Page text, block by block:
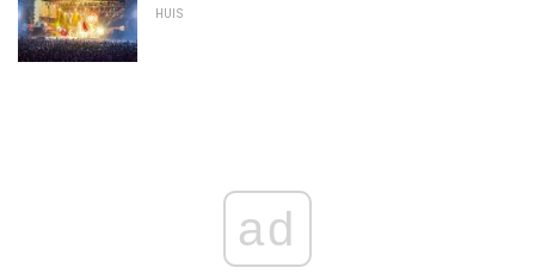
HUIS
ad